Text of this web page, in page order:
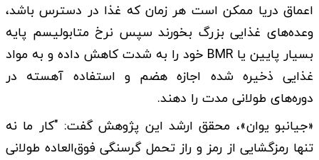
اعماق دریا ممکن است هر زمان که غذا در دسترس باشد،
وعده‌های غذایی بزرگ بخورند سپس نرخ متابولیسم پایه
بسیار پایین یا BMR خود را به شدت کاهش داده و به مواد
غذایی ذخیره شده اجازه هضم و استفاده آهسته در
دوره‌های طولانی مدت را دهند.
«جیانبو یوان»، محقق ارشد این پژوهش گفت: "کار ما نه
تنها رمزگشایی از رمز و راز تحمل گرسنگی فوق‌العاده طولانی